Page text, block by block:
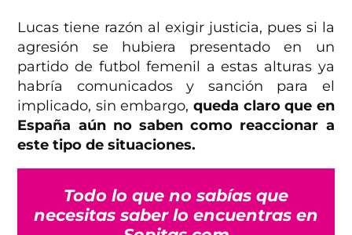
Lucas tiene razón al exigir justicia, pues si la
agresión se hubiera presentado en un
partido de futbol femenil a estas alturas ya
habría comunicados y sanción para el
implicado, sin embargo, queda claro que en
España aún no saben como reaccionar a
este tipo de situaciones.
Todo lo que no sabías que
necesitas saber lo encuentras en